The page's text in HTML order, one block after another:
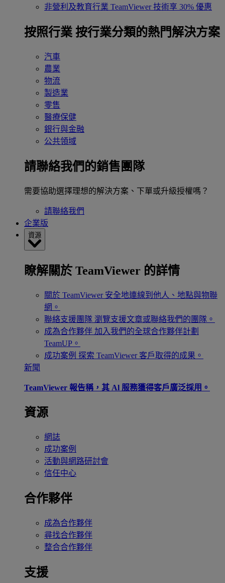
非營利及教育行業 TeamViewer 技術享 30% 優惠
按照行業 按行業分類的熱門解決方案
汽車
農業
物流
製造業
零售
醫療保健
銀行與金融
公共領域
請聯絡我們的銷售團隊
需要協助選擇理想的解決方案、下單或升級授權嗎？
請聯絡我們
企業版
資源
瞭解關於 TeamViewer 的詳情
關於 TeamViewer 安全地連線到他人、地點與物聯
網。
聯絡支援團隊 瀏覽支援文章或聯絡我們的團隊。
成為合作夥伴 加入我們的全球合作夥伴計劃
TeamUP。
成功案例 探索 TeamViewer 客戶取得的成果。
新聞
TeamViewer 報告稱，其 Al 服務獲得客戶廣泛採用。
資源
網誌
成功案例
活動與網路研討會
信任中心
合作夥伴
成為合作夥伴
尋找合作夥伴
整合合作夥伴
支援